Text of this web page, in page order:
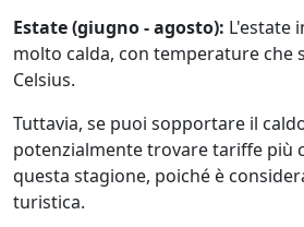
Estate (giugno - agosto): L'estate
molto calda, con temperature che
Celsius.
Tuttavia, se puoi sopportare il
potenzialmente trovare tariffe più
questa stagione, poiché è
turistica.